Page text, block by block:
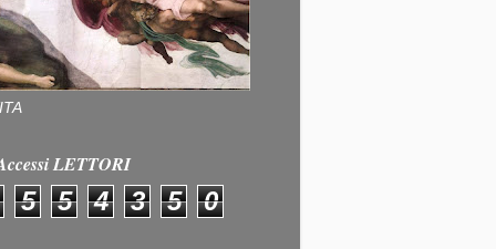
LETTORI
5 5 4 3 5 0